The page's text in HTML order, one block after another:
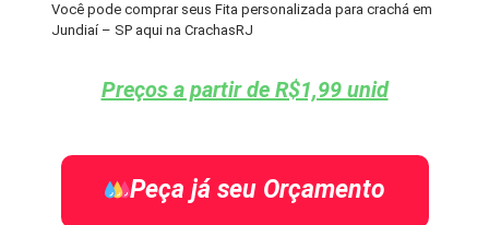
Você pode comprar seus Fita personalizada para crachá em
Jundiaí – SP aqui na CrachasRJ
Preços a partir de R$1,99 unid
Peça já seu Orçamento